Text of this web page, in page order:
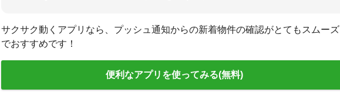
サクサク動くアプリなら、プッシュ通知からの新着物件の確認がとてもスムーズ
でおすすめです！
便利なアプリを使ってみる(無料)